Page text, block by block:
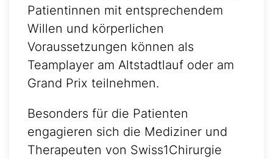
Patientinnen mit entsprechendem
Willen und körperlichen
Voraussetzungen können als
Teamplayer am Altstadtlauf oder am
Grand Prix teilnehmen.
Besonders für die Patienten
engagieren sich die Mediziner und
Therapeuten von Swiss1Chirurgie